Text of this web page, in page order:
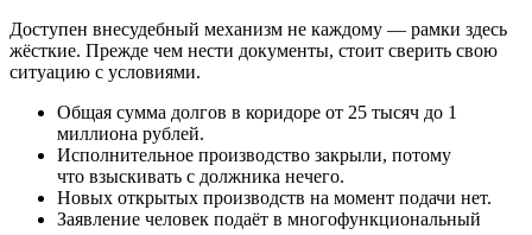
Доступен внесудебный механизм не каждому — рамки здесь
жёсткие. Прежде чем нести документы, стоит сверить свою
ситуацию с условиями.
Общая сумма долгов в коридоре от 25 тысяч до 1
миллиона рублей.
Исполнительное производство закрыли, потому
что взыскивать с должника нечего.
Новых открытых производств на момент подачи нет.
Заявление человек подаёт в многофункциональный